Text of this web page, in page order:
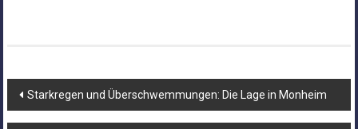
Beitragsnavigation
Starkregen und Überschwemmungen: Die Lage in Monheim